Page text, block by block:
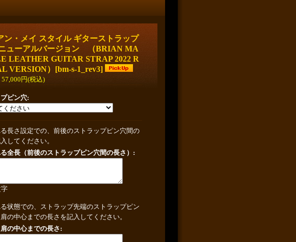
ン・メイ スタイル ギターストラップ
ューアルバージョン （BRIAN MA
LEATHER GUITAR STRAP 2022 R
VERSION） [bm-s-1_rev3]
57,000円(税込)
ピン穴:
長さ設定での、前後のストラップピン穴間の
してください。
全長（前後のストラップピン穴間の長さ） :
状態での、ストラップ先端のストラップピン
の中心までの長さを記入してください。
の中心までの長さ: